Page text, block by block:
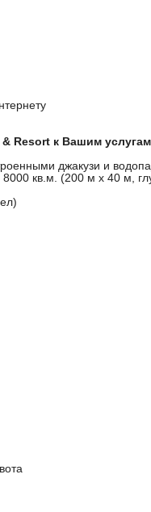
Resort к Вашим
джакузи и
кв.м. (200 м х 40 м,